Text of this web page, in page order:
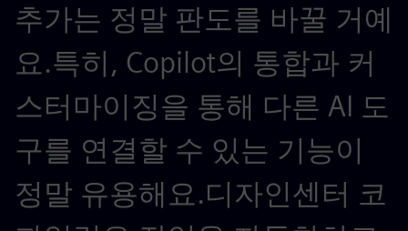
추가는 정말 판도를 바꿀 거예
요.특히, Copilot의 통합과 커
스터마이징을 통해 다른 AI 도
구를 연결할 수 있는 기능이
정말 유용해요.디자인센터 코